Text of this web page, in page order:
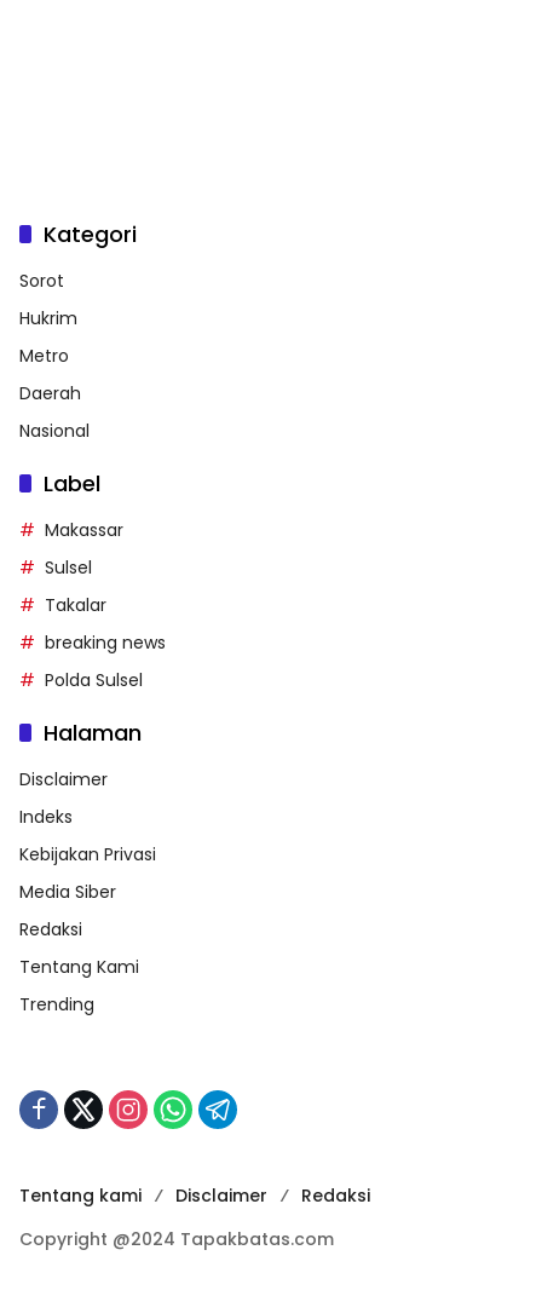
Kategori
Sorot
Hukrim
Metro
Daerah
Nasional
Label
Makassar
Sulsel
Takalar
breaking news
Polda Sulsel
Halaman
Disclaimer
Indeks
Kebijakan Privasi
Media Siber
Redaksi
Tentang Kami
Trending
Tentang kami Disclaimer
Redaksi
Copyright @2024 Tapakbatas.com